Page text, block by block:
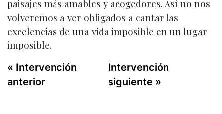
paisajes más amables y acogedores. Así no nos
volveremos a ver obligados a cantar las
excelencias de una vida imposible en un lugar
imposible.
« Intervención
anterior
Intervención
siguiente »